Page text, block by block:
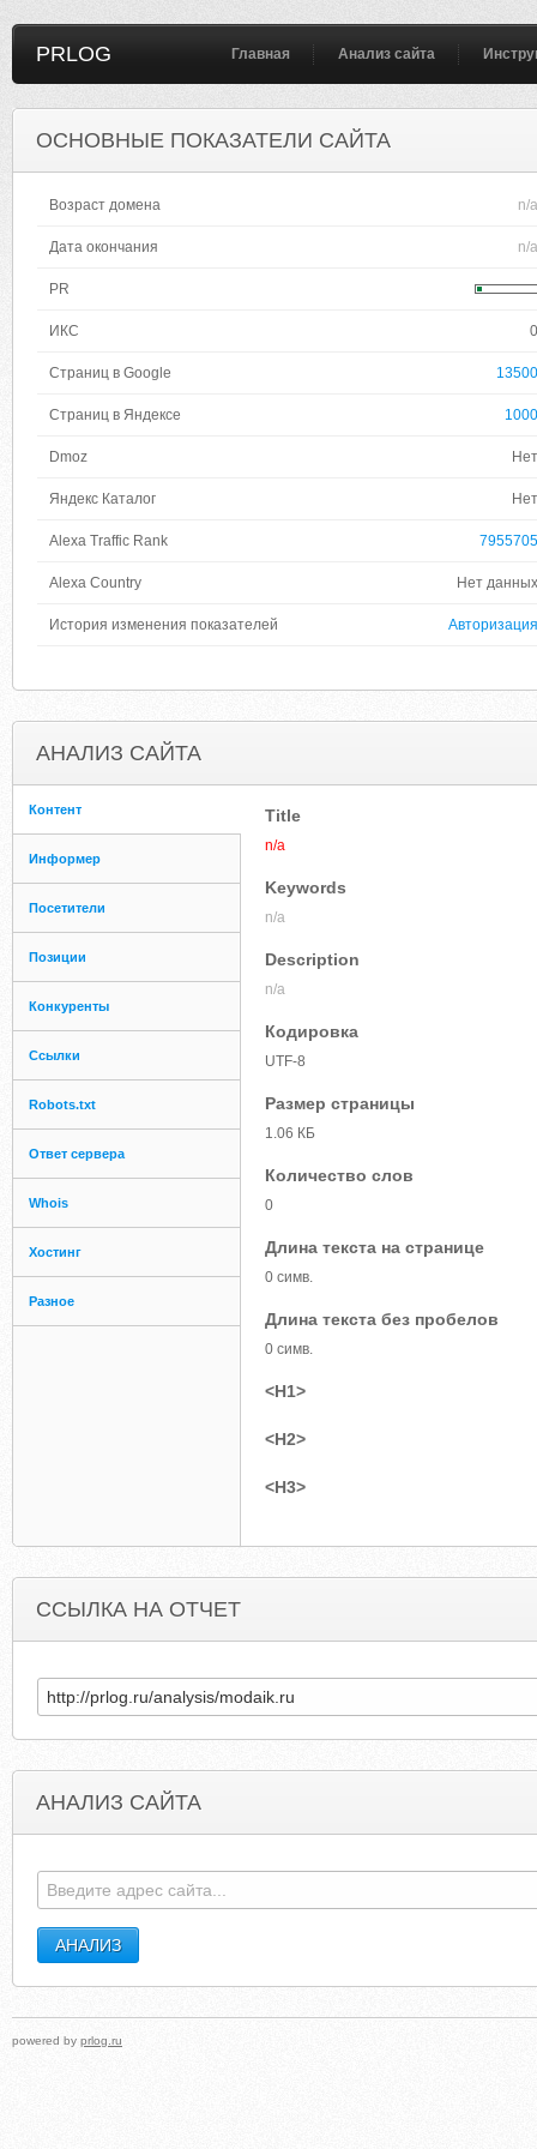
PRLOG Главная Анализ сайта
ОСНОВНЫЕ ПОКАЗАТЕЛИ САЙТА
Возраст домена n/a
Дата окончания n/a
PR
ИКС 0
Страниц в Google 13500
Страниц в Яндексе 1000
Dmoz Нет
Яндекс Каталог Нет
Alexa Traffic Rank 7955705
Alexa Country Нет данных
История изменения показателей Авторизация
АНАЛИЗ САЙТА
Контент
Информер
Посетители
Позиции
Конкуренты
Ссылки
Robots.txt
Ответ сервера
Whois
Хостинг
Разное
Title
n/a
Keywords
n/a
Description
n/a
Кодировка
UTF-8
Размер страницы
1.06 КБ
Количество слов
0
Длина текста на странице
0 симв.
Длина текста без пробелов
0 симв.
<H1>
<H2>
<H3>
ССЫЛКА НА ОТЧЕТ
АНАЛИЗ САЙТА
powered by prlog.ru